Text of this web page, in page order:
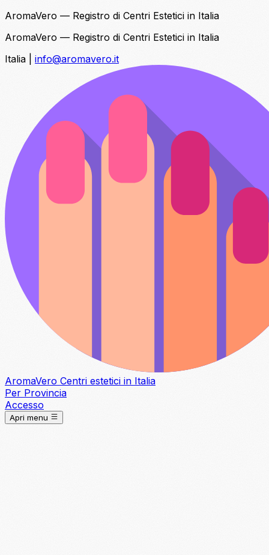
AromaVero — Registro di Centri Estetici in Italia
AromaVero — Registro di Centri Estetici in Italia
Italia
info@aromavero.it
AromaVero Centri estetici in Italia
Per Provincia
Accesso
Apri menu